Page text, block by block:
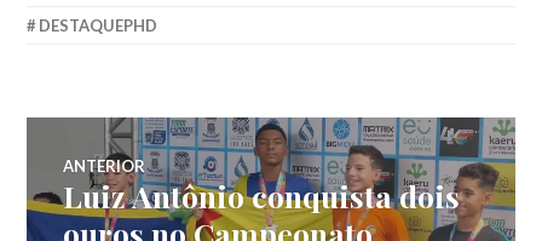
DESTAQUEPHD
ANTERIOR
Luiz Antônio conquista dois
ouros no Campeonato